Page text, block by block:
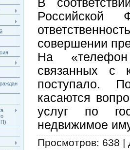
В
Российской
совершении
На
связанных с
поступало.
касаются
услуг по
недвижимое
Просмотров: 638 |